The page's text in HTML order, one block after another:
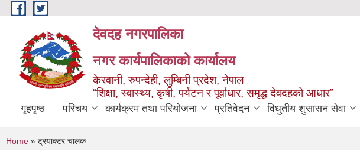
Skip to main content
देवदह नगरपालिका
नगर कार्यपालिकाको कार्यालय
केरवानी, रुपन्देही, लुम्बिनी प्रदेश, नेपाल
“शिक्षा, स्वास्थ्य, कृषी, पर्यटन र पूर्वाधार, समृद्ध देवदहको आधार”
गृहपृष्ठ परिचय कार्यक्रम तथा परियोजना प्रतिवेदन विधुतीय शुसासन सेवा
You are here
Home » ट्रयाक्टर चालक